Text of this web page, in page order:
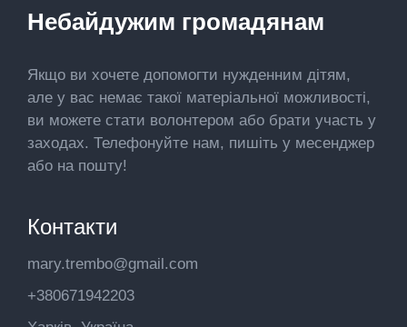
Небайдужим громадянам
Якщо ви хочете допомогти нужденним дітям,
але у вас немає такої матеріальної можливості,
ви можете стати волонтером або брати участь у
заходах. Телефонуйте нам, пишіть у месенджер
або на пошту!
Контакти
mary.trembo@gmail.com
+380671942203